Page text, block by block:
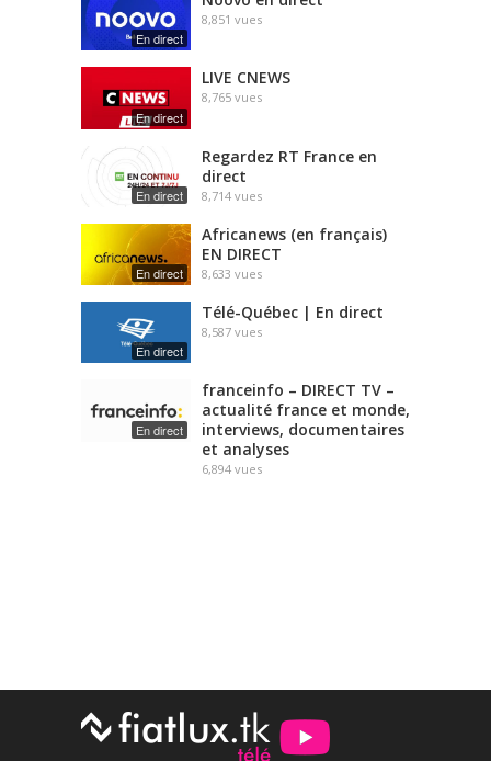
En direct
8,851 vues
En direct
LIVE CNEWS
8,765 vues
En direct
Regardez RT France en
direct
8,714 vues
En direct
Africanews (en français)
EN DIRECT
8,633 vues
En direct
Télé-Québec | En direct
8,587 vues
En direct
franceinfo – DIRECT TV –
actualité france et monde,
interviews, documentaires
et analyses
6,894 vues